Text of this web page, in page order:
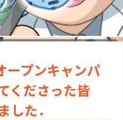
ープンキャンパ
くださった皆
した．